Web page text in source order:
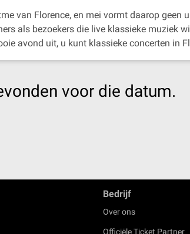
van Florence, en mei vormt daarop
als bezoekers die live klassieke muziek
avond uit, u kunt klassieke concerten in
voor die datum.
Bedrijf
Over ons
Officiële Ticket Partner